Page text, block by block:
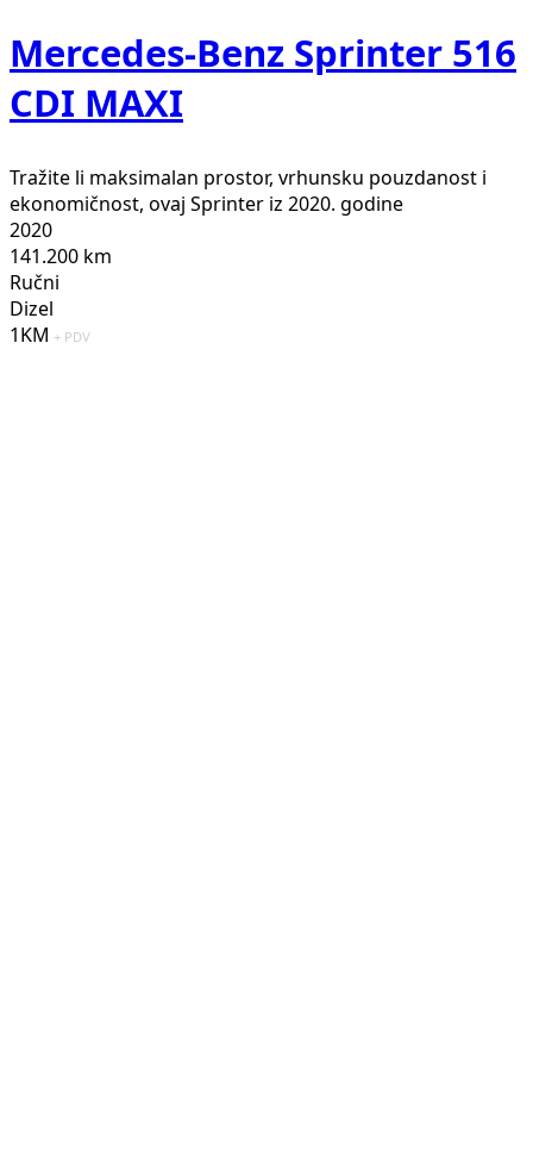
Mercedes-Benz Sprinter 516
CDI MAXI
Tražite li maksimalan prostor, vrhunsku pouzdanost i
ekonomičnost, ovaj Sprinter iz 2020. godine
2020
141.200 km
Ručni
Dizel
1KM